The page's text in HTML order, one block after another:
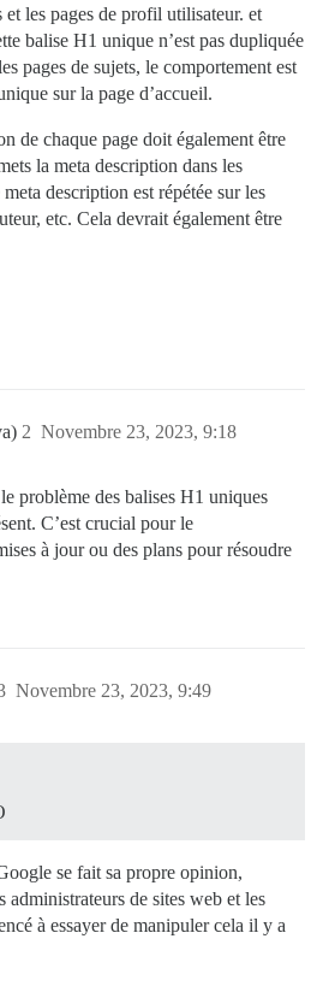
et les pages de profil utilisateur. et
balise H1 unique n’est pas dupliquée
pages de sujets, le comportement est
sur la page d’accueil.
de chaque page doit également être
la meta description dans les
description est répétée sur les
etc. Cela devrait également être
Novembre 23, 2023, 9:18
2
problème des balises H1 uniques
C’est crucial pour le
à jour ou des plans pour résoudre
Novembre 23, 2023, 9:49
se fait sa propre opinion,
administrateurs de sites web et les
à essayer de manipuler cela il y a